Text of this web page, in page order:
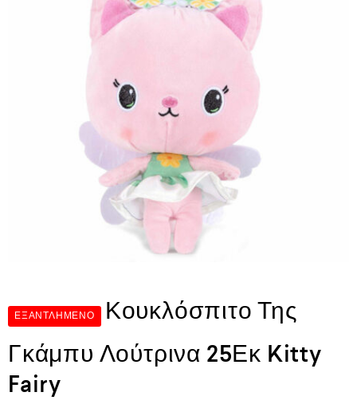
ΕΞΑΝΤΛΗΜΈΝΟ
Κουκλόσπιτο Της
Γκάμπυ Λούτρινα 25Εκ Kitty
Fairy